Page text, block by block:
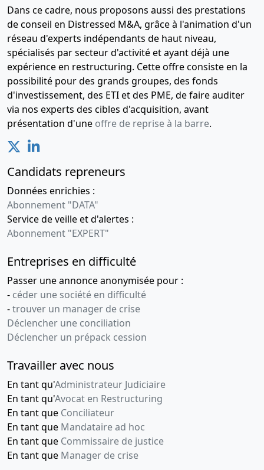
Dans ce cadre, nous proposons aussi des prestations
de conseil en Distressed M&A, grâce à l'animation d'un
réseau d'experts indépendants de haut niveau,
spécialisés par secteur d'activité et ayant déjà une
expérience en restructuring. Cette offre consiste en la
possibilité pour des grands groupes, des fonds
d'investissement, des ETI et des PME, de faire auditer
via nos experts des cibles d'acquisition, avant
présentation d'une offre de reprise à la barre.
Candidats repreneurs
Données enrichies :
Abonnement "DATA"
Service de veille et d'alertes :
Abonnement "EXPERT"
Entreprises en difficulté
Passer une annonce anonymisée pour :
- céder une société en difficulté
-trouver un manager de crise
Déclencher une conciliation
Déclencher un prépack cession
Travailler avec nous
En tant qu'Administrateur Judiciaire
En tant qu'Avocat en Restructuring
En tant que Conciliateur
En tant que Mandataire ad hoc
En tant que Commissaire de justice
En tant que Manager de crise